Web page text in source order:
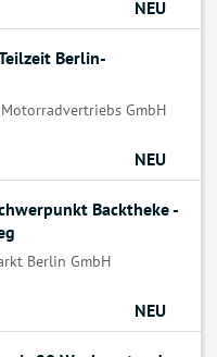
NEU
Berlin-
GmbH
NEU
Backtheke -
Berlin GmbH
NEU